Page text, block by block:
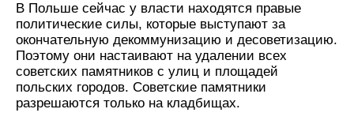
В Польше сейчас у власти находятся правые
политические силы, которые выступают за
окончательную декоммунизацию и десоветизацию.
Поэтому они настаивают на удалении всех
советских памятников с улиц и площадей
польских городов. Советские памятники
разрешаются только на кладбищах.